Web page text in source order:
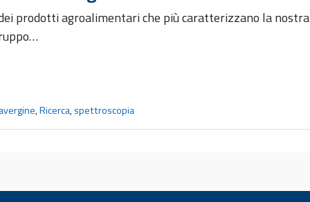
prodotti agroalimentari che più caratterizzano la nostra
,Ricerca,spettroscopia